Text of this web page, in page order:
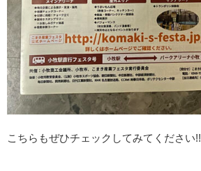
こちらもぜひチェックしてみてください!!